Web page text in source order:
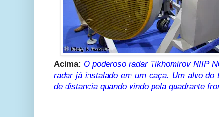
Acima: O poderoso radar Tikhomirov NIIP
radar já instalado em um caça. Um alvo do
de distancia quando vindo pela quadrante